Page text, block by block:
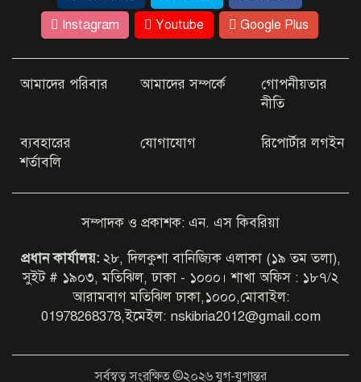
জাতীয় বিশ্ববিদ্যালয় সার্কভুক্ত দেশের
শিক্ষার্থীদের স্কলারশিপ দেবে
১০ অঞ্চলে ৬০ কিমি বেগে ঝড়ের শঙ্কা
আরও ৬ শিশুর মৃত্যু হাম উপসর্গে
জোরদারসচিবালয় ঘিরে
Instagram
Youtube Google Plus
আমাদের পরিবার আমাদের সম্পর্কে
গোপনীয়তার
নীতি
ব্যবহারের
শর্তাবলি
যোগাযোগ রিপোর্টার লগইন
সম্পাদক ও প্রকাশক: এন. এস কিবরিয়া
প্রধান কার্যালয়:২৮, দিলকুশা বানিজ্যিক এলাকা (১৯ তম তলা),
সুইট # ১৯০৩, মতিঝিল, ঢাকা - ১০০০। শাখা অফিস : ১৮৭/২
আরামবাগ মতিঝিল ঢাকা,১০০০,মোবাইল:
01978268378,ইমেইল: nskibria2012@gmail.com
সর্বস্বত্ব সংরক্ষিত ©২০২৬ যুগ-যুগান্তর